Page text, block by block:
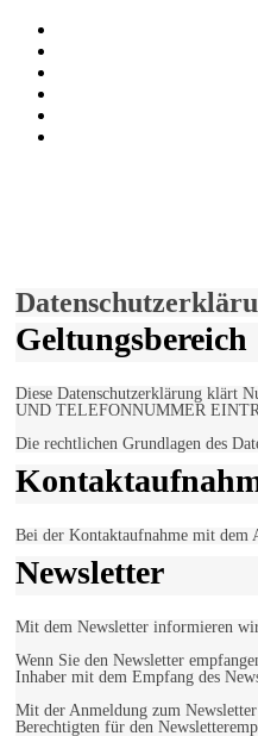
Geltungsbereich
Diese Datenschutzerklärung klärt
UND TELEFONNUMMER
Die rechtlichen Grundlagen des
Bei der Kontaktaufnahme mit dem
Newsletter
Mit dem Newsletter informieren
Wenn Sie den Newsletter
Inhaber mit dem Empfang des
Mit der Anmeldung zum
Berechtigten für den